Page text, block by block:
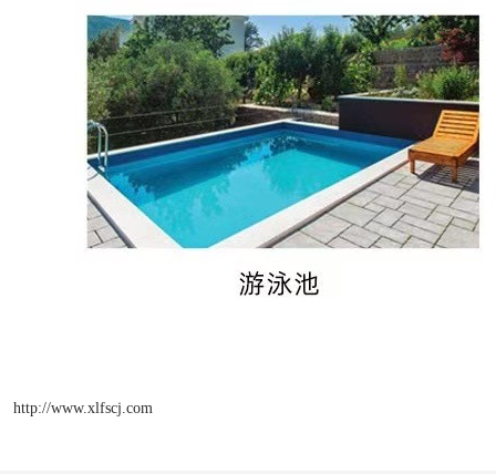
http://www.xlfscj.com